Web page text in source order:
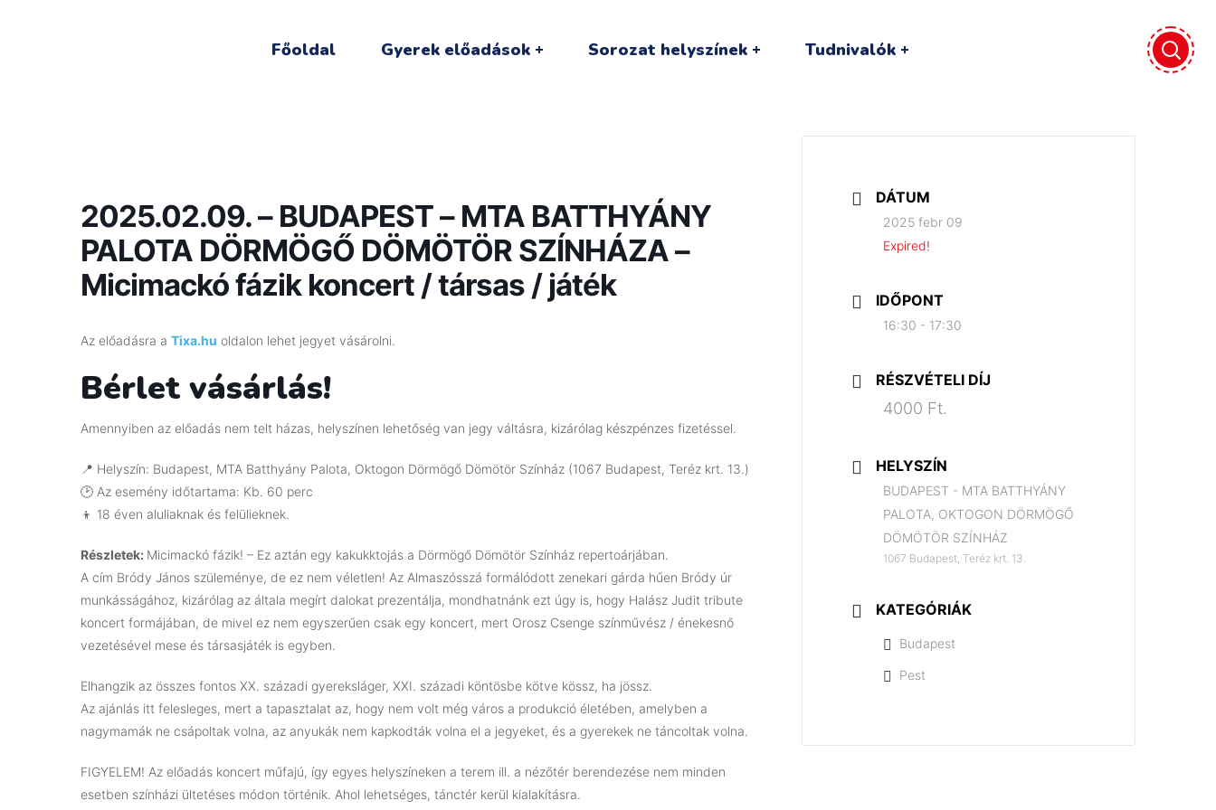
Főoldal Gyerek előadások Sorozat helyszínek Tudnivalók
2025.02.09. – BUDAPEST – MTA BATTHYÁNY
PALOTA DÖRMÖGŐ DÖMÖTÖR SZÍNHÁZA –
Micimackó fázik koncert / társas / játék
Az előadásra a Tixa.hu oldalon lehet jegyet vásárolni.
Bérlet vásárlás!
Amennyiben az előadás nem telt házas, helyszínen lehetőség van jegy váltásra, kizárólag készpénzes fizetéssel.
📍 Helyszín: Budapest, MTA Batthyány Palota, Oktogon Dörmögő Dömötör Színház (1067 Budapest, Teréz krt. 13.)
🕑 Az esemény időtartama: Kb. 60 perc
👦 18 éven aluliaknak és felülieknek.
Részletek: Micimackó fázik! – Ez aztán egy kakukktojás a Dörmögő Dömötör Színház repertoárjában.
A cím Bródy János szüleménye, de ez nem véletlen! Az Almaszósszá formálódott zenekari gárda hűen Bródy úr
munkásságához, kizárólag az általa megírt dalokat prezentálja, mondhatnánk ezt úgy is, hogy Halász Judit tribute
koncert formájában, de mivel ez nem egyszerűen csak egy koncert, mert Orosz Csenge színművész / énekesnő
vezetésével mese és társasjáték is egyben.
Elhangzik az összes fontos XX. századi gyereksláger, XXI. századi köntösbe kötve kössz, ha jössz.
Az ajánlás itt felesleges, mert a tapasztalat az, hogy nem volt még város a produkció életében, amelyben a
nagymamák ne csápoltak volna, az anyukák nem kapkodták volna el a jegyeket, és a gyerekek ne táncoltak volna.
FIGYELEM! Az előadás koncert műfajú, így egyes helyszíneken a terem ill. a nézőtér berendezése nem minden
esetben színházi ültetéses módon történik. Ahol lehetséges, tánctér kerül kialakításra.
DÁTUM
2025 febr 09
Expired!
IDŐPONT
16:30 - 17:30
RÉSZVÉTELI DÍJ
4000 Ft.
HELYSZÍN
BUDAPEST - MTA BATTHYÁNY
PALOTA, OKTOGON DÖRMÖGŐ
DÖMÖTÖR SZÍNHÁZ
1067 Budapest, Teréz krt. 13.
KATEGÓRIÁK
Budapest
Pest